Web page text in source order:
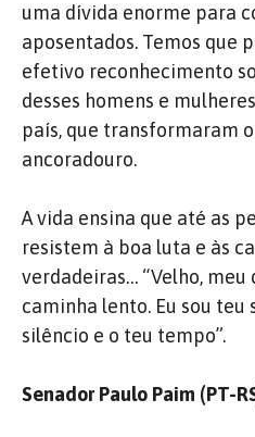
uma dívida enorme para
aposentados. Temos que
efetivo reconhecimento
desses homens e
país, que transformaram
ancoradouro.
A vida ensina que até as
resistem à boa luta e às
verdadeiras… “Velho,
caminha lento. Eu sou teu
silêncio e o teu tempo”.
Senador Paulo Paim (PT-